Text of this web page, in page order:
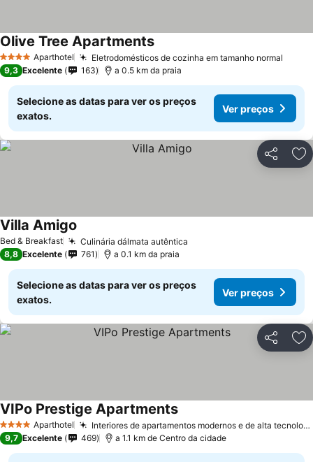
4 EstrelasAparthotel Eletrodomésticos de cozinha em tamanho normal
Olive Tree Apartments
9,3 Excelente 163 a 0.5 km da praia
Selecione as datas para ver os preços
exatos.
Ver preços
Partilhar
Bed & Breakfast Culinária dálmata autêntica
Villa Amigo
8,8 Excelente 761 a 0.1 km da praia
Selecione as datas para ver os preços
exatos.
Ver preços
Partilhar
4 EstrelasAparthotel Interiores de apartamentos modernos e de alta tecnologia
VIPo Prestige Apartments
9,7 Excelente 469 a 1.1 km de Centro da cidade